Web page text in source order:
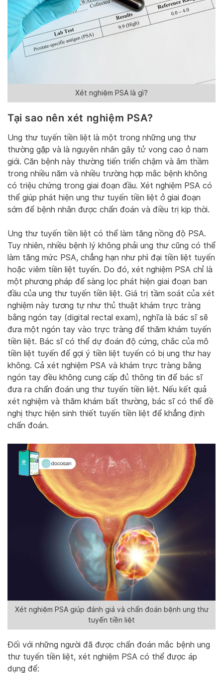
Xét nghiệm PSA là gì?
Tại sao nên xét nghiệm PSA?
Ung thư tuyến tiền liệt là một trong những ung thư
thường gặp và là nguyên nhân gây tử vong cao ở nam
giới. Căn bệnh này thường tiến triển chậm và âm thầm
trong nhiều năm và nhiều trường hợp mắc bệnh không
có triệu chứng trong giai đoạn đầu. Xét nghiệm PSA có
thể giúp phát hiện ung thư tuyến tiền liệt ở giai đoạn
sớm để bệnh nhân được chẩn đoán và điều trị kịp thời.
Ung thư tuyến tiền liệt có thể làm tăng nồng độ PSA.
Tuy nhiên, nhiều bệnh lý không phải ung thư cũng có thể
làm tăng mức PSA, chẳng hạn như phì đại tiền liệt tuyến
hoặc viêm tiền liệt tuyến. Do đó, xét nghiệm PSA chỉ là
một phương pháp để sàng lọc phát hiện giai đoạn ban
đầu của ung thư tuyến tiền liệt. Giá trị tầm soát của xét
nghiệm này tương tự như thủ thuật khám trực tràng
bằng ngón tay (digital rectal exam), nghĩa là bác sĩ sẽ
đưa một ngón tay vào trực tràng để thăm khám tuyến
tiền liệt. Bác sĩ có thể dự đoán độ cứng, chắc của mô
tiền liệt tuyến để gợi ý tiền liệt tuyến có bị ung thư hay
không. Cả xét nghiệm PSA và khám trực tràng bằng
ngón tay đều không cung cấp đủ thông tin để bác sĩ
đưa ra chẩn đoán ung thư tuyến tiền liệt. Nếu kết quả
xét nghiệm và thăm khám bất thường, bác sĩ có thể đề
nghị thực hiện sinh thiết tuyến tiền liệt để khẳng định
chẩn đoán.
Xét nghiệm PSA giúp đánh giá và chẩn đoán bệnh ung thư
tuyến tiền liệt
Đối với những người đã được chẩn đoán mắc bệnh ung
thư tuyến tiền liệt, xét nghiệm PSA có thể được áp
dụng để: